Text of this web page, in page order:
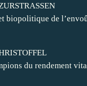
biopolitique de
du rendement